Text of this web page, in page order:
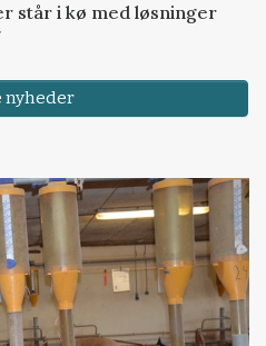
står i kø med løsninger
nyheder